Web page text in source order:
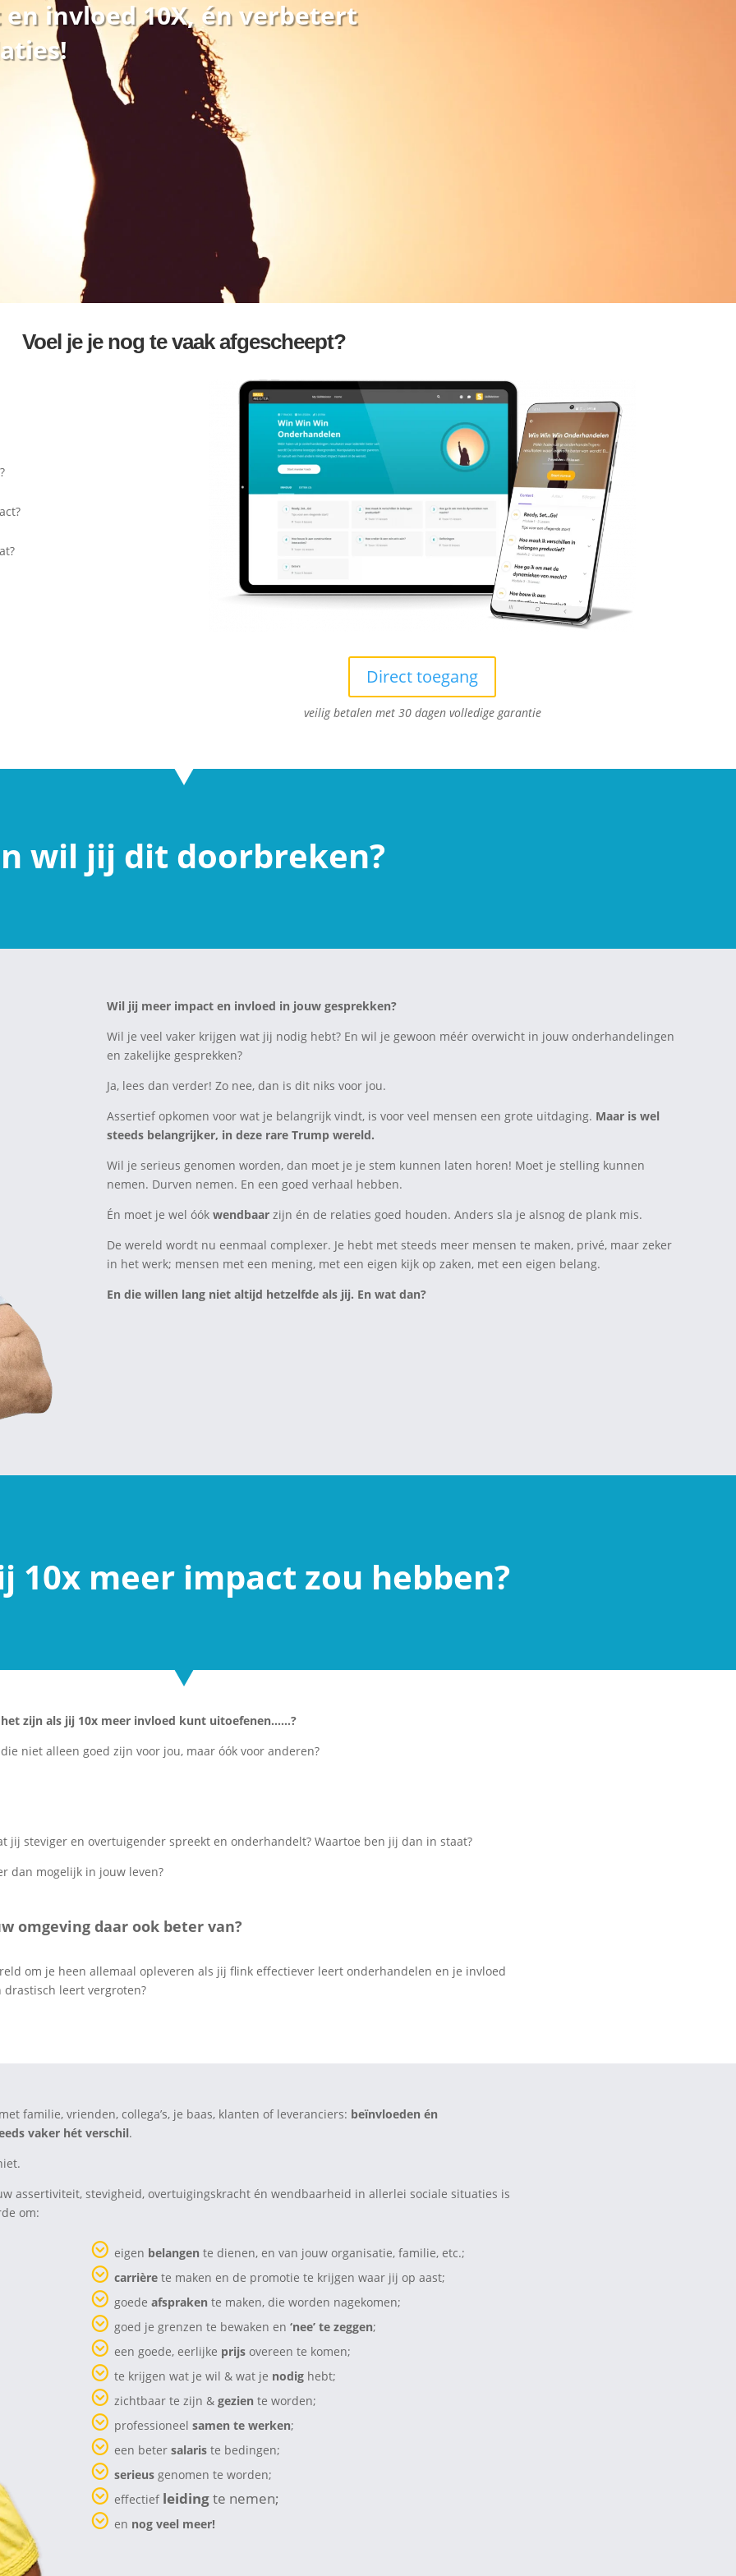
invloed 10X, én verbetert
Voel je je nog te vaak afgescheept?
Direct toegang
veilig betalen met 30 dagen volledige garantie
wil jij dit doorbreken?
Wil jij meer impact en invloed in jouw gesprekken?
Wil je veel vaker krijgen wat jij nodig hebt? En wil je gewoon méér overwicht in jouw onderhandelingen
en zakelijke gesprekken?
Ja, lees dan verder! Zo nee, dan is dit niks voor jou.
Assertief opkomen voor wat je belangrijk vindt, is voor veel mensen een grote uitdaging. Maar is wel
steeds belangrijker, in deze rare Trump wereld.
Wil je serieus genomen worden, dan moet je je stem kunnen laten horen! Moet je stelling kunnen
nemen. Durven nemen. En een goed verhaal hebben.
Én moet je wel óókwendbaar zijn én de relaties goed houden. Anders sla je alsnog de plank mis.
De wereld wordt nu eenmaal complexer. Je hebt met steeds meer mensen te maken, privé, maar zeker
in het werk; mensen met een mening, met een eigen kijk op zaken, met een eigen belang.
En die willen lang niet altijd hetzelfde als jij. En wat dan?
10x meer impact zou hebben?
zijn als jij 10x meer invloed kunt uitoefenen……?
niet alleen goed zijn voor jou, maar óók voor anderen?
jij steviger en overtuigender spreekt en onderhandelt? Waartoe ben jij dan in staat?
dan mogelijk in jouw leven?
omgeving daar ook beter van?
om je heen allemaal opleveren als jij flink effectiever leert onderhandelen en je invloed
leert vergroten?
familie, vrienden, collega’s, je baas, klanten of leveranciers: beïnvloeden én
vaker hét verschil.
assertiviteit, stevigheid, overtuigingskracht én wendbaarheid in allerlei sociale situaties is
om:
eigen belangen te dienen, en van jouw organisatie, familie, etc.;
carrièrete maken en de promotie te krijgen waar jij op aast;
goede afspraken te maken, die worden nagekomen;
goed je grenzen te bewaken en ‘nee’ te zeggen;
een goede, eerlijke prijsovereen te komen;
te krijgen wat je wil & wat je nodighebt;
zichtbaar te zijn & gezien te worden;
professioneel samen te werken;
een beter salariste bedingen;
serieusgenomen te worden;
effectief leidingte nemen;
en nog veel meer!